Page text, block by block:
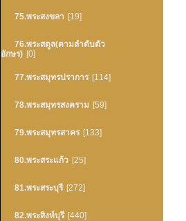
75.พระสงขลา [19]
76.พระสตูล(ตามลำดับตัว
อักษร) [0]
77.พระสมุทรปราการ [114]
78.พระสมุทรสงคราม [59]
79.พระสมุทรสาคร [133]
80.พระสระแก้ว [25]
81.พระสระบุรี [272]
82.พระสิงห์บุรี [440]